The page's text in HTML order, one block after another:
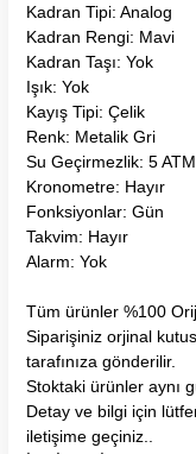
Kadran Tipi: Analog
Kadran Rengi: Mavi
Kadran Taşı: Yok
Işık: Yok
Kayış Tipi: Çelik
Renk: Metalik Gri
Su Geçirmezlik: 5 ATM
Kronometre: Hayır
Fonksiyonlar: Gün
Takvim: Hayır
Alarm: Yok
Tüm ürünler %100
Siparişiniz orjinal
tarafınıza gönderilir.
Stoktaki ürünler aynı
Detay ve bilgi için
iletişime geçiniz..